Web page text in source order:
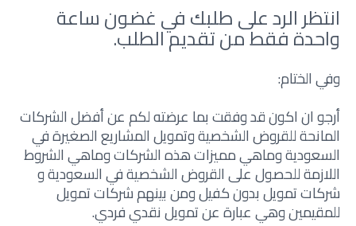
انتظر الرد على طلبك في غضون ساعة
واحدة فقط من تقديم الطلب.
وفي الختام:
أرجو ان اكون قد وفقت بما عرضته لكم عن أفضل الشركات
المانحة للقروض الشخصية وتمويل المشاريع الصغيرة في
السعودية وماهي مميزات هذه الشركات وماهي الشروط
اللازمة للحصول على القروض الشخصية في السعودية و
شركات تمويل بدون كفيل ومن بينهم شركات تمويل
للمقيمين وهي عبارة عن تمويل نقدي فردي.